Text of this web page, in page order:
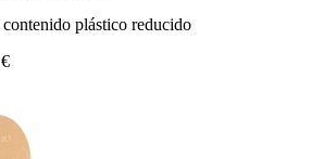
plástico reducido